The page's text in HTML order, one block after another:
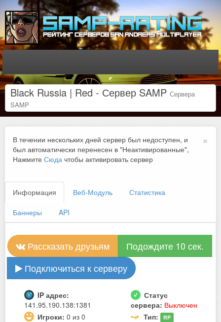
Black Russia | Red - Сервер SAMP Сервера
SAMP
×
В течении нескольких дней сервер был недоступен, и
был автоматически перенесен в "Неактивированные",
Нажмите Сюда чтобы активировать сервер
Информация Веб-Модуль Статистика
Баннеры API
Рассказать друзьям
Подождите 10 сек.
Подключиться к серверу
IP адрес:
141.95.190.138:1381
Статус
сервера: Выключен
Игроки: 0 из 0 Тип: RP